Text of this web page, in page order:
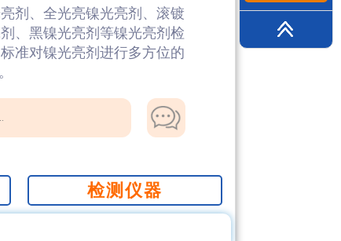
剂、全光亮镍光亮剂、滚镀
、黑镍光亮剂等镍光亮剂检
准对镍光亮剂进行多方位的
检测仪器